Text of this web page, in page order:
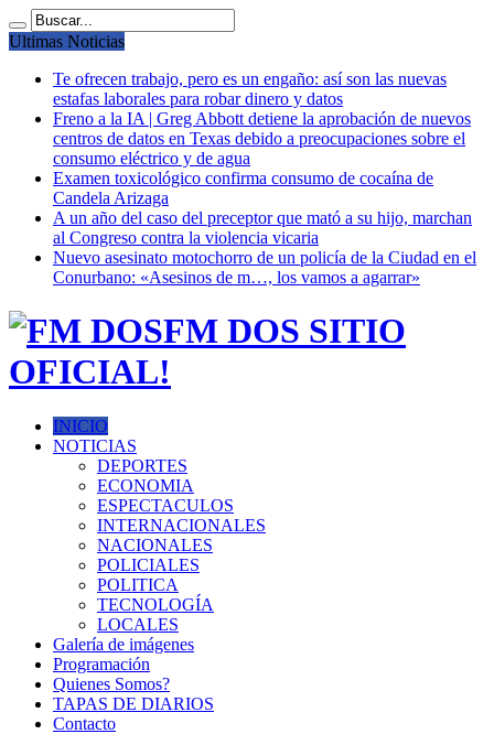
Ultimas Noticias
Te ofrecen trabajo, pero es un engaño: así son las nuevas
estafas laborales para robar dinero y datos
Freno a la IA | Greg Abbott detiene la aprobación de nuevos
centros de datos en Texas debido a preocupaciones sobre el
consumo eléctrico y de agua
Examen toxicológico confirma consumo de cocaína de
Candela Arizaga
A un año del caso del preceptor que mató a su hijo, marchan
al Congreso contra la violencia vicaria
Nuevo asesinato motochorro de un policía de la Ciudad en el
Conurbano: «Asesinos de m…, los vamos a agarrar»
FM DOS SITIO
OFICIAL!
INICIO
NOTICIAS
DEPORTES
ECONOMIA
ESPECTACULOS
INTERNACIONALES
NACIONALES
POLICIALES
POLITICA
TECNOLOGÍA
LOCALES
Galería de imágenes
Programación
Quienes Somos?
TAPAS DE DIARIOS
Contacto